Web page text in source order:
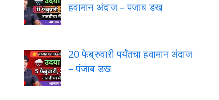
हवामान अंदाज – पंजाब डख
20 फेब्रुवारी पर्यंतचा हवामान अंदाज
– पंजाब डख